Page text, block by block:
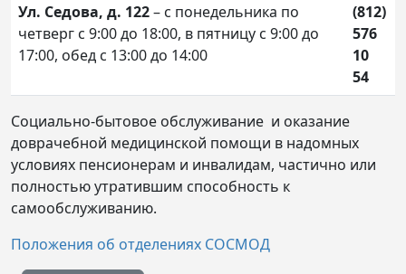
Ул. Седова, д. 122– с понедельника по
четверг с 9:00 до 18:00, в пятницу с 9:00 до
17:00, обед с 13:00 до 14:00
(812)
576
10
54
Социально-бытовое обслуживание и оказание
доврачебной медицинской помощи в надомных
условиях пенсионерам и инвалидам, частично или
полностью утратившим способность к
самообслуживанию.
Положения об отделениях СОСМОД